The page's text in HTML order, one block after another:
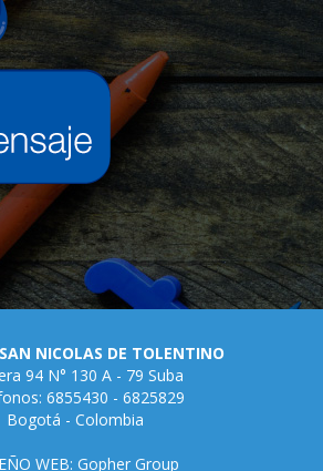
NICOLAS DE TOLENTINO
94 N° 130 A - 79 Suba
6855430 - 6825829
Bogotá - Colombia
WEB: Gopher Group